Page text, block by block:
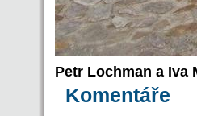
Petr Lochman a Iva
Komentáře